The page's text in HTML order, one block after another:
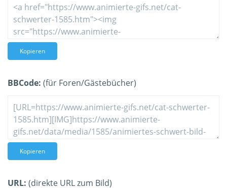
Kopieren
BBCode: (für Foren/Gästebücher)
Kopieren
URL: (direkte URL zum Bild)